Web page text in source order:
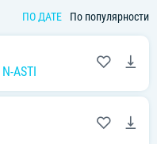
ПО ДАТЕ По популярности
N-ASTI